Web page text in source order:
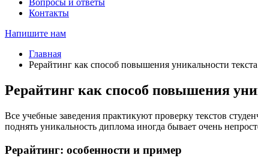
Вопросы и ответы
Контакты
Напишите нам
Главная
Рерайтинг как способ повышения уникальности текста
Рерайтинг как способ повышения
Все учебные заведения практикуют проверку текстов
поднять уникальность диплома иногда бывает очень
Рерайтинг: особенности и пример